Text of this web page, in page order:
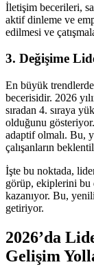
İletişim becerileri,
aktif dinleme ve
edilmesi ve
3. Değişime
En büyük
becerisidir. 2026
sıradan 4. sıraya
olduğunu
adaptif olmalı. Bu,
çalışanların
İşte bu noktada,
görüp, ekiplerini bu
kazanıyor. Bu,
getiriyor.
2026’da
Gelişim